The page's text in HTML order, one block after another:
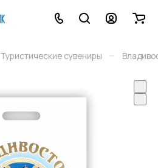
Туристические сувениры –